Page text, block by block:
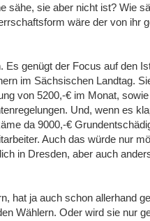
sähe, sie aber nicht ist? Wie
wäre der von ihr
Es genügt der Focus auf den
im Sächsischen Landtag.
von 5200,-€ im Monat,
Und, wenn es
da 9000,-€
Auch das würde nur
in Dresden, aber auch
hat ja auch schon allerhand
Wählern. Oder wird sie nur